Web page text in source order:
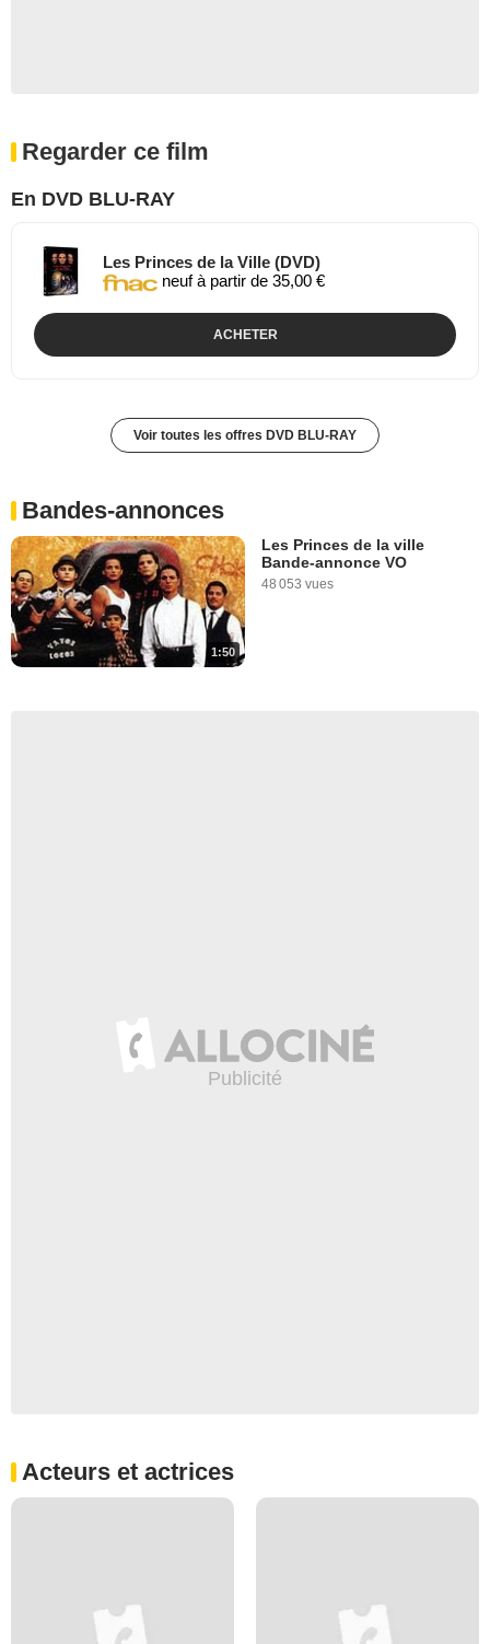
Regarder ce film
En DVD BLU-RAY
Les Princes de la Ville (DVD)
neuf à partir de 35,00 €
ACHETER
Voir toutes les offres DVD BLU-RAY
Bandes-annonces
1:50
Les Princes de la ville
Bande-annonce VO
48 053 vues
Acteurs et actrices